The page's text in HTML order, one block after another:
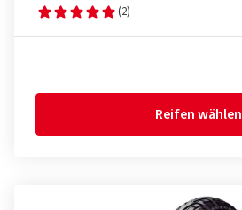
(2)
Reifen wählen